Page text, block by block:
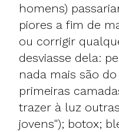
homens)
piores a fim de
ou corrigir
desviasse dela:
nada mais são
primeiras
trazer à luz
jovens"); botox;